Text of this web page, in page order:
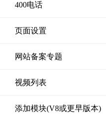
400电话
页面设置
网站备案专题
视频列表
添加模块(V8或更早版本)